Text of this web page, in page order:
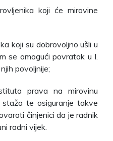
koji će mirovine
koji su dobrovoljno ušli u
se omogući povratak u I.
povoljnije;
prava na mirovinu
te osiguranje takve
činjenici da je radnik
radni vijek.